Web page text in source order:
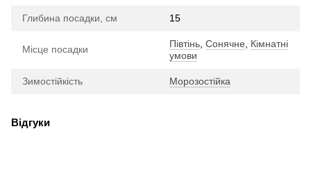
Глибина посадки, см 15
Місце посадки Півтінь, Сонячне, Кімнатні
умови
Зимостійкість Морозостійка
Відгуки